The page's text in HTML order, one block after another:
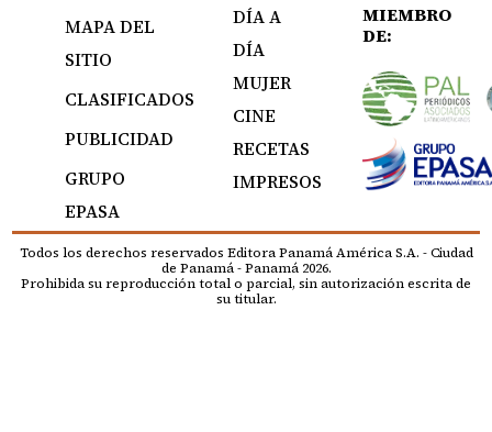
MAPA DEL
SITIO
CLASIFICADOS
PUBLICIDAD
GRUPO
EPASA
DÍA A
DÍA
MUJER
CINE
RECETAS
IMPRESOS
MIEMBRO
DE:
Todos los derechos reservados Editora Panamá América S.A. - Ciudad
de Panamá - Panamá 2026.
Prohibida su reproducción total o parcial, sin autorización escrita de
su titular.